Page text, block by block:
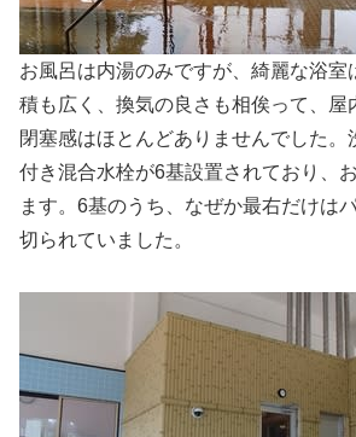
お風呂は内湯のみですが、綺麗な浴室
積も広く、換気の良さも相俟って、屋
閉塞感はほとんどありませんでした。
付き混合水栓が6基設置されており、
ます。6基のうち、なぜか最右だけは
切られていました。